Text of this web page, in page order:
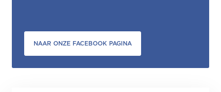
NAAR ONZE FACEBOOK PAGINA